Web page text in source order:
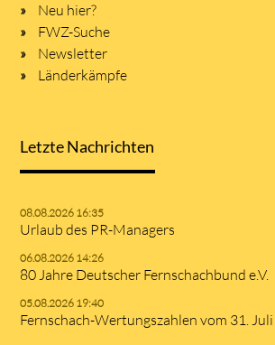
Neu hier?
FWZ-Suche
Newsletter
Länderkämpfe
Letzte Nachrichten
08.08.2026 16:35
Urlaub des PR-Managers
06.08.2026 14:26
80 Jahre Deutscher Fernschachbund e.V.
05.08.2026 19:40
Fernschach-Wertungszahlen vom 31.